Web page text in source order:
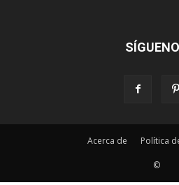
Acerca de Política
©